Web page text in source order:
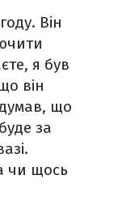
Він
я був
він
що
за
чи щось